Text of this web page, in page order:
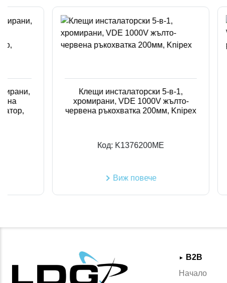
Клещи инсталаторски 5-в-1,
хромирани, VDE 1000V жълто-
червена ръкохватка 200мм, Knipex
K1376200ME
Виж повече
►
B2B
Начало